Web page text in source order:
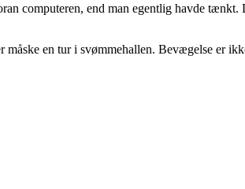
computeren, end man egentlig havde tænkt.
en tur i svømmehallen. Bevægelse er